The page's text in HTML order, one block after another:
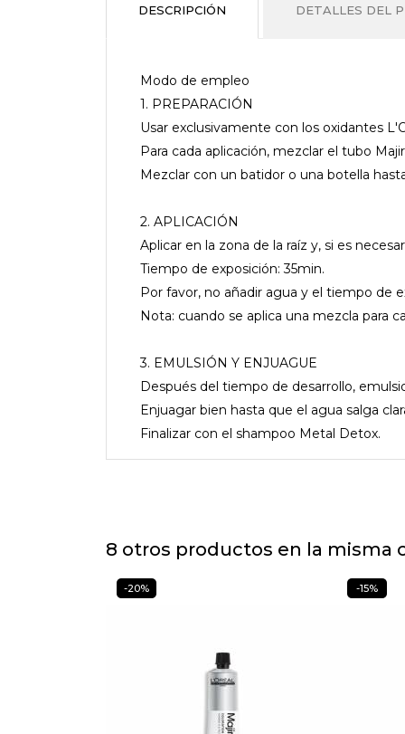
DESCRIPCIÓN DETALLES DEL
Modo de empleo
1. PREPARACIÓN
Usar exclusivamente con los oxidantes
Para cada aplicación, mezclar el tubo
Mezclar con un batidor o una botella
2. APLICACIÓN
Aplicar en la zona de la raíz y, si es
Tiempo de exposición: 35min.
Por favor, no añadir agua y el tiempo de
Nota: cuando se aplica una mezcla para
3. EMULSIÓN Y ENJUAGUE
Después del tiempo de desarrollo,
Enjuagar bien hasta que el agua salga
Finalizar con el shampoo Metal Detox.
8 otros productos en la misma
-20% -15%